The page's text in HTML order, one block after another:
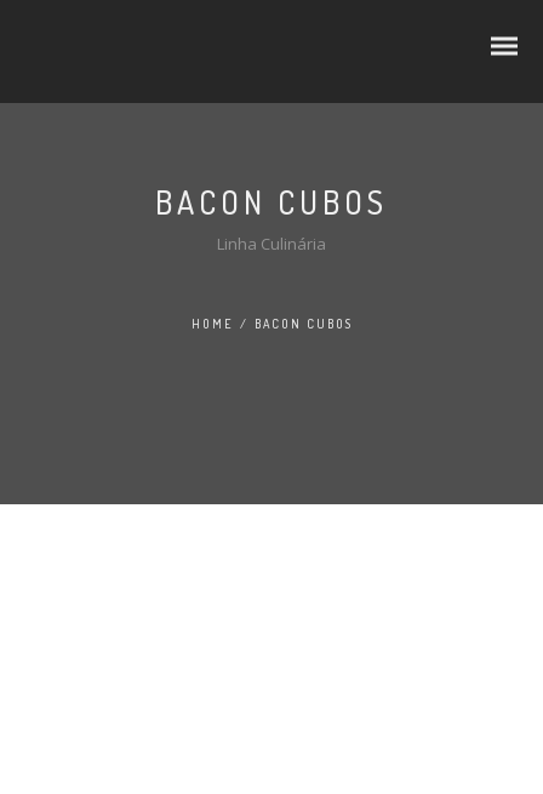
BACON CUBOS
Linha Culinária
HOME / BACON CUBOS